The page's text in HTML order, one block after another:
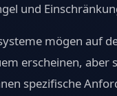
und
mögen auf
erscheinen, aber
spezifische